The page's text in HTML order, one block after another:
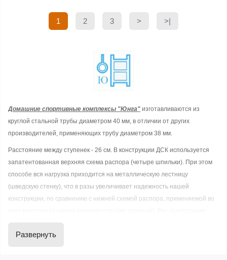
1 2 3 > >|
Домашние спортивные комплексы "Юнга" изготавливаются из
круглой стальной трубы диаметром 40 мм, в отличии от других
производителей, применяющих трубу диаметром 38 мм.
Расстояние между ступенек - 26 см. В конструкции ДСК используется
запатентованная верхняя схема распора (четыре шпильки). При этом
способе вся нагрузка приходится на металлическую лестницу
(шведскую стенку), что в разы увеличивает надежность нашей
конструкции, по сравнению с нижней схемой распора, применяемой во
лестницы, а не на две шпильки как у аналогов, что исключает падение
Развернуть